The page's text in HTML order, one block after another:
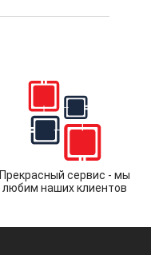
Прекрасный сервис - мы
любим наших клиентов